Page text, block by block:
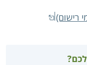
רישום)